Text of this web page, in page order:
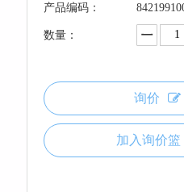
产品编码：
数量：
询价
加入询价篮